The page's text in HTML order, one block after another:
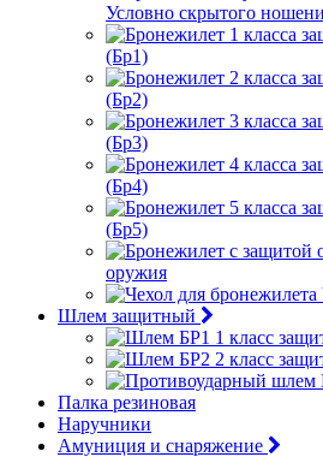
Условно скрытого
(Бр1)
(Бр2)
(Бр3)
(Бр4)
(Бр5)
оружия
Шлем защитный
1 класс
2 класс
Палка резиновая
Наручники
Амуниция и снаряжение